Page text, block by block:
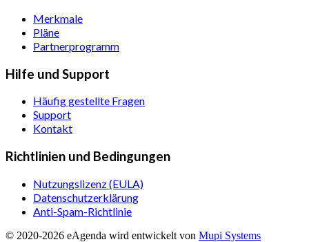
Merkmale
Pläne
Partnerprogramm
Hilfe und Support
Häufig gestellte Fragen
Support
Kontakt
Richtlinien und Bedingungen
Nutzungslizenz (EULA)
Datenschutzerklärung
Anti-Spam-Richtlinie
© 2020-2026 eAgenda wird entwickelt von Mupi Systems